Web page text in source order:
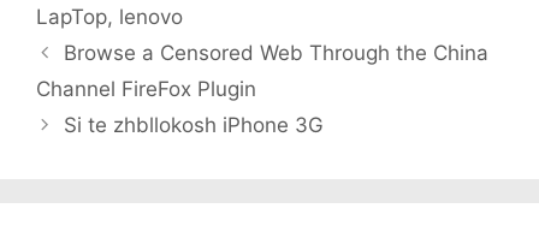
LapTop, lenovo
Browse a Censored Web Through the China
Channel FireFox Plugin
Si te zhbllokosh iPhone 3G